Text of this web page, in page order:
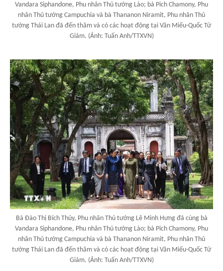
Vandara Siphandone, Phu nhân Thủ tướng Lào; bà Pich Chamony, Phu
nhân Thủ tướng Campuchia và bà Thananon Niramit, Phu nhân Thủ
tướng Thái Lan đã đến thăm và có các hoạt động tại Văn Miếu-Quốc Tử
Giám. (Ảnh: Tuấn Anh/TTXVN)
Bà Đào Thị Bích Thủy, Phu nhân Thủ tướng Lê Minh Hưng đã cùng bà
Vandara Siphandone, Phu nhân Thủ tướng Lào; bà Pich Chamony, Phu
nhân Thủ tướng Campuchia và bà Thananon Niramit, Phu nhân Thủ
tướng Thái Lan đã đến thăm và có các hoạt động tại Văn Miếu-Quốc Tử
Giám. (Ảnh: Tuấn Anh/TTXVN)